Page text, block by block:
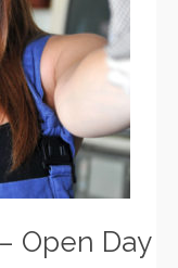
Open Day